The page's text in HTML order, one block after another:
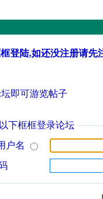
登陆,如还没注册请先
即可游览帖子
下框框登录论坛
户名